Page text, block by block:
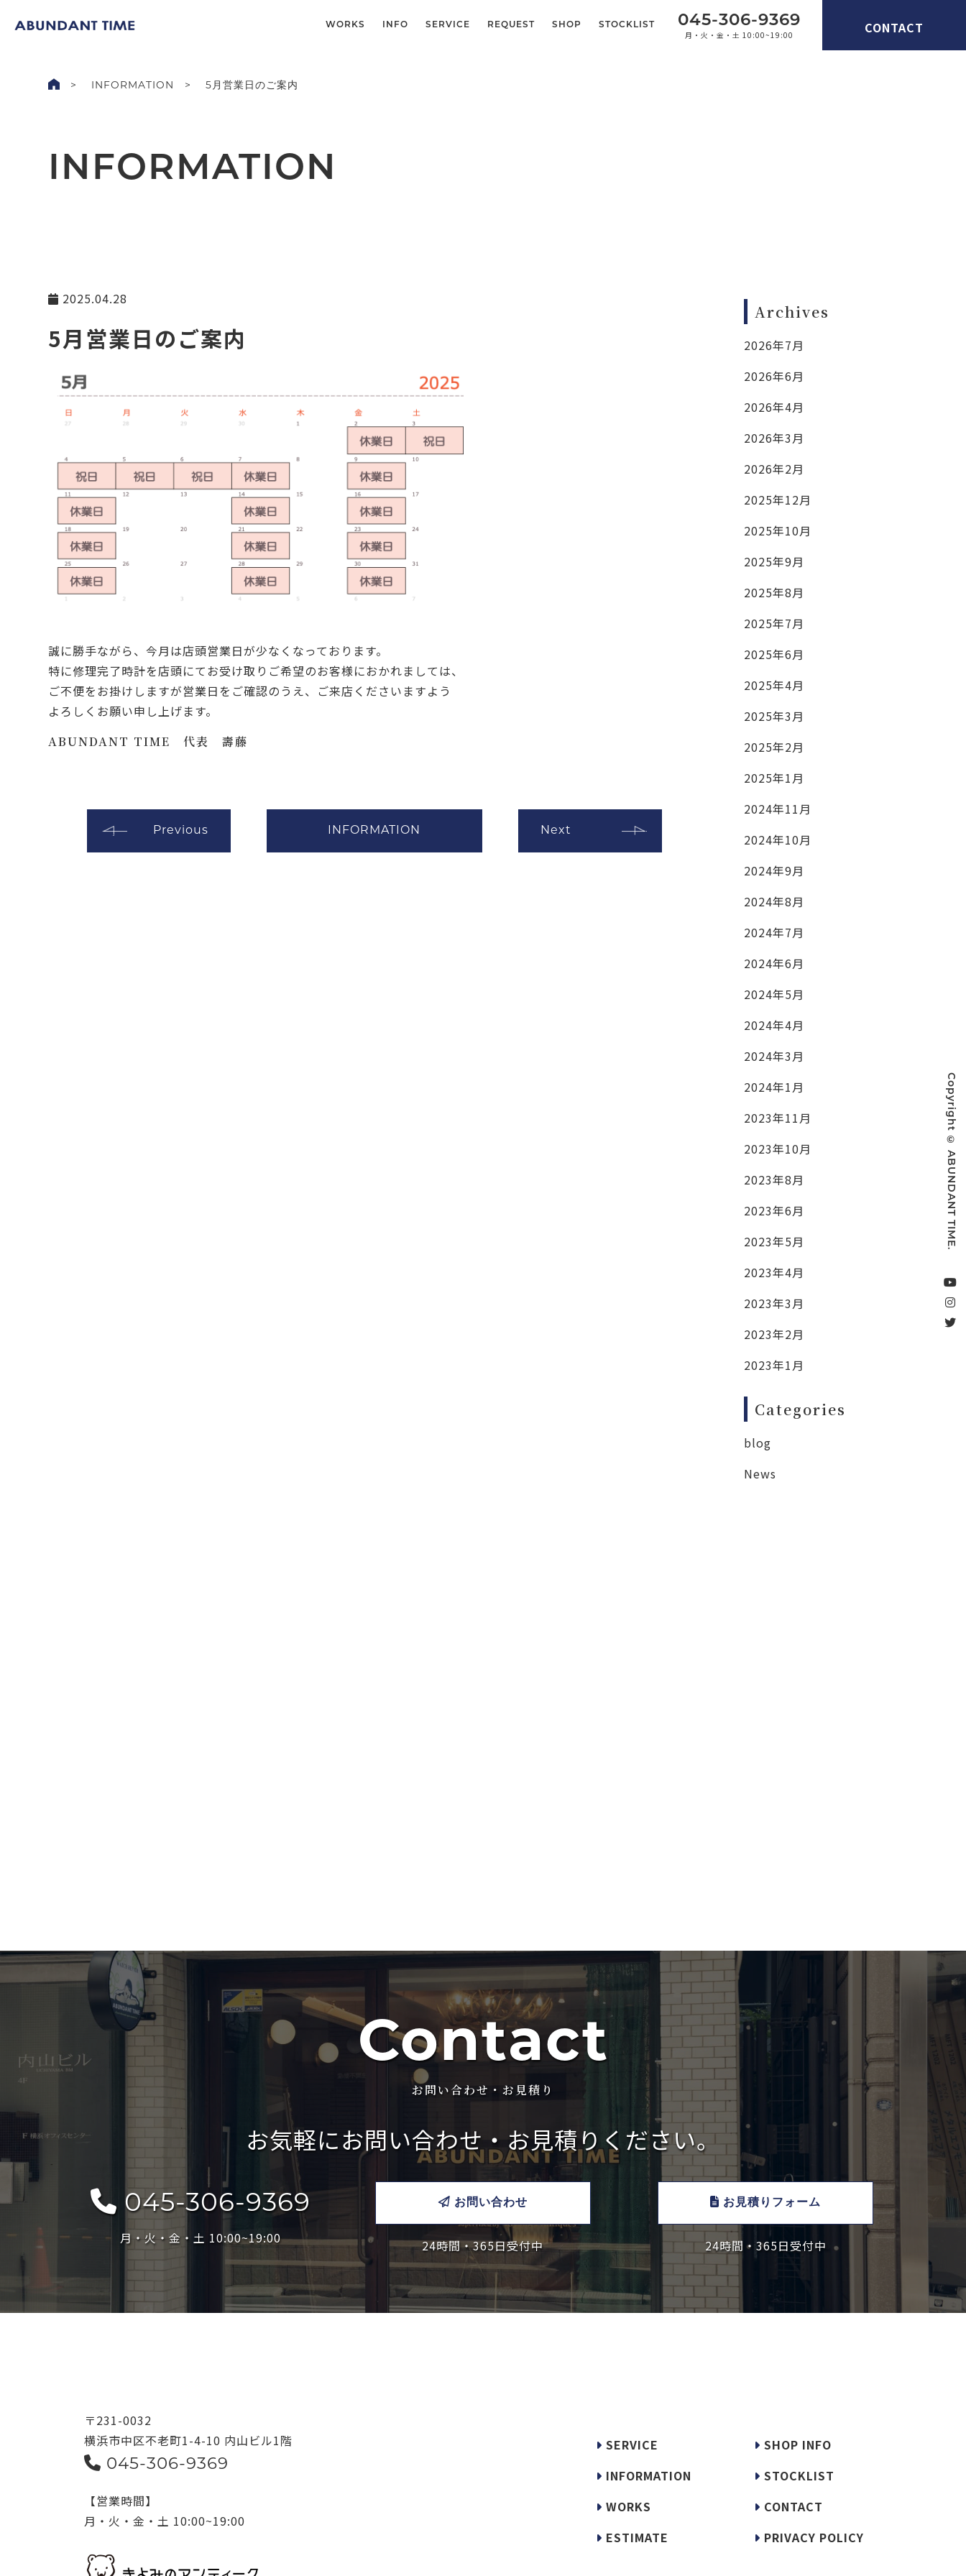
WORKS INFO SERVICE REQUEST SHOP STOCKLIST 045-306-9369
月・火・金・土 10:00~19:00 CONTACT
INFORMATION 5月営業日のご案内
INFORMATION
2025.04.28
5月営業日のご案内
誠に勝手ながら、今月は店頭営業日が少なくなっております。
特に修理完了時計を店頭にてお受け取りご希望のお客様におかれましては、
ご不便をお掛けしますが営業日をご確認のうえ、ご来店くださいますよう
よろしくお願い申し上げます。
ABUNDANT TIME 代表 壽藤
Previous INFORMATION Next
Archives
2026年7月
2026年6月
2026年4月
2026年3月
2026年2月
2025年12月
2025年10月
2025年9月
2025年8月
2025年7月
2025年6月
2025年4月
2025年3月
2025年2月
2025年1月
2024年11月
2024年10月
2024年9月
2024年8月
2024年7月
2024年6月
2024年5月
2024年4月
2024年3月
2024年1月
2023年11月
2023年10月
2023年8月
2023年6月
2023年5月
2023年4月
2023年3月
2023年2月
2023年1月
Categories
blog
News
Contact
お問い合わせ・お見積り
お気軽にお問い合わせ・お見積りください。
045-306-9369
月・火・金・土 10:00~19:00
お問い合わせ
24時間・365日受付中
お見積りフォーム
24時間・365日受付中
〒231-0032
横浜市中区不老町1-4-10 内山ビル1階
045-306-9369
【営業時間】
月・火・金・土 10:00~19:00
SERVICE
SHOP INFO
INFORMATION
STOCKLIST
WORKS
CONTACT
ESTIMATE
PRIVACY POLICY
Copyright © ABUNDANT TIME.